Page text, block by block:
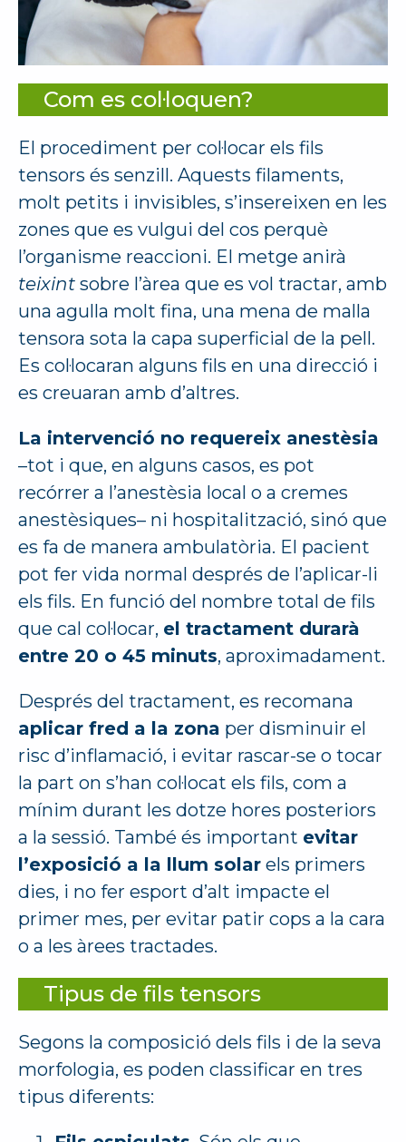
Com es col·loquen?
El procediment per col·locar els fils
tensors és senzill. Aquests filaments,
molt petits i invisibles, s’insereixen en les
zones que es vulgui del cos perquè
l’organisme reaccioni. El metge anirà
teixint sobre l’àrea que es vol tractar, amb
una agulla molt fina, una mena de malla
tensora sota la capa superficial de la pell.
Es col·locaran alguns fils en una direcció i
es creuaran amb d’altres.
La intervenció no requereix anestèsia
–tot i que, en alguns casos, es pot
recórrer a l’anestèsia local o a cremes
anestèsiques– ni hospitalització, sinó que
es fa de manera ambulatòria. El pacient
pot fer vida normal després de l’aplicar-li
els fils. En funció del nombre total de fils
que cal col·locar, el tractament durarà
entre 20 o 45 minuts, aproximadament.
Després del tractament, es recomana
aplicar fred a la zona per disminuir el
risc d’inflamació, i evitar rascar-se o tocar
la part on s’han col·locat els fils, com a
mínim durant les dotze hores posteriors
a la sessió. També és important evitar
l’exposició a la llum solar els primers
dies, i no fer esport d’alt impacte el
primer mes, per evitar patir cops a la cara
o a les àrees tractades.
Tipus de fils tensors
Segons la composició dels fils i de la seva
morfologia, es poden classificar en tres
tipus diferents: